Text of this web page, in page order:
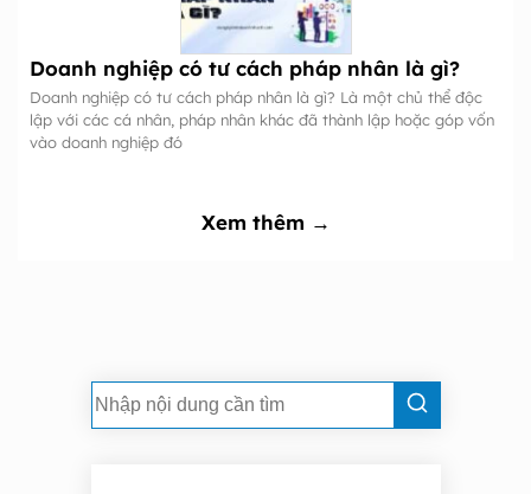
Doanh nghiệp có tư cách pháp nhân là gì?
Doanh nghiệp có tư cách pháp nhân là gì? Là một chủ thể độc
lập với các cá nhân, pháp nhân khác đã thành lập hoặc góp vốn
vào doanh nghiệp đó
Xem thêm →